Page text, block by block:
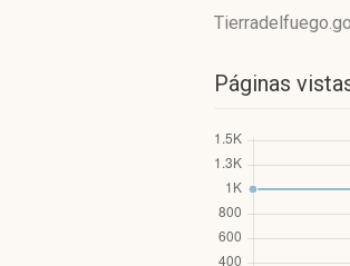
Páginas